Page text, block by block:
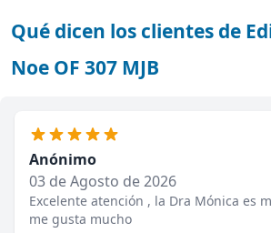
Qué dicen los clientes de
Noe OF 307 MJB
Anónimo
03 de Agosto de 2026
Excelente atención , la Dra Mónica es
me gusta mucho